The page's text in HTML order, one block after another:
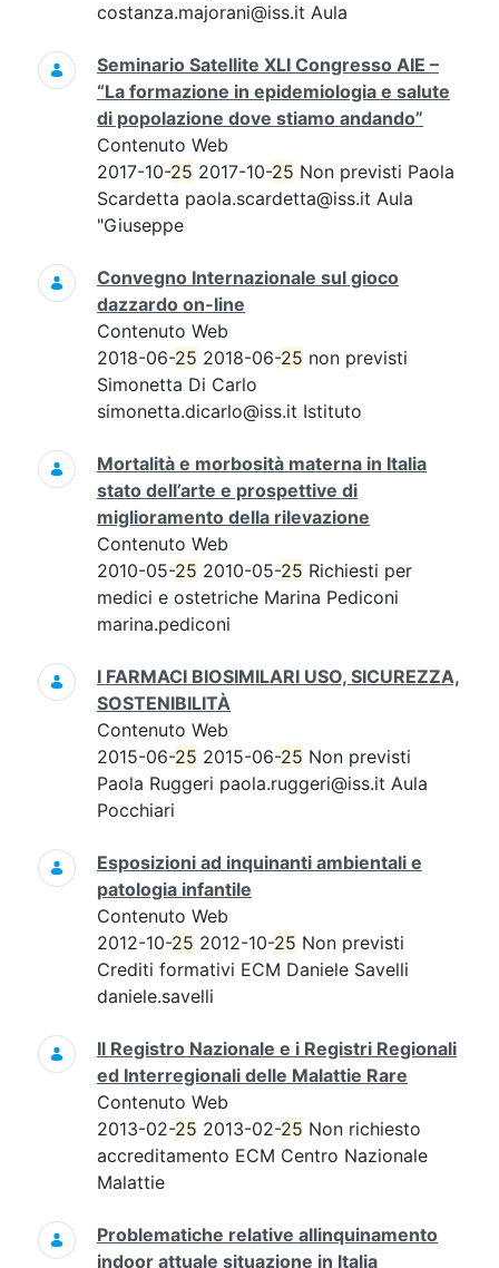
costanza.majorani@iss.it Aula
Seminario Satellite XLI Congresso AIE –
“La formazione in epidemiologia e salute
di popolazione dove stiamo andando”
Contenuto Web
2017-10-25 2017-10-25 Non previsti Paola
Scardetta paola.scardetta@iss.it Aula
"Giuseppe
Convegno Internazionale sul gioco
dazzardo on-line
Contenuto Web
2018-06-25 2018-06-25 non previsti
Simonetta Di Carlo
simonetta.dicarlo@iss.it Istituto
Mortalità e morbosità materna in Italia
stato dell’arte e prospettive di
miglioramento della rilevazione
Contenuto Web
2010-05-25 2010-05-25 Richiesti per
medici e ostetriche Marina Pediconi
marina.pediconi
I FARMACI BIOSIMILARI USO, SICUREZZA,
SOSTENIBILITÀ
Contenuto Web
2015-06-25 2015-06-25 Non previsti
Paola Ruggeri paola.ruggeri@iss.it Aula
Pocchiari
Esposizioni ad inquinanti ambientali e
patologia infantile
Contenuto Web
2012-10-25 2012-10-25 Non previsti
Crediti formativi ECM Daniele Savelli
daniele.savelli
Il Registro Nazionale e i Registri Regionali
ed Interregionali delle Malattie Rare
Contenuto Web
2013-02-25 2013-02-25 Non richiesto
accreditamento ECM Centro Nazionale
Malattie
Problematiche relative allinquinamento
indoor attuale situazione in Italia